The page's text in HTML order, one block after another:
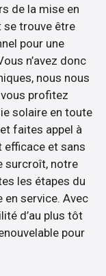
de la mise en
se trouve être
pour une
n’avez donc
nous nous
profitez
solaire en toute
faites appel à
efficace et sans
surcroît, notre
les étapes du
en service. Avec
d’au plus tôt
pour